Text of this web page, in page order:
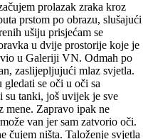
prolazak zraka kroz
prstom po obrazu, slušajući
ušiju prisjećam se
u dvije prostorije koje je
u Galeriji VN. Odmah po
zaslijepljujući mlaz svjetla.
gledati se oči u oči sa
su tanki, još uvijek je sve
mene. Zapravo ipak ne
van jer sam zatvorio oči.
čujem ništa. Taloženje svjetla